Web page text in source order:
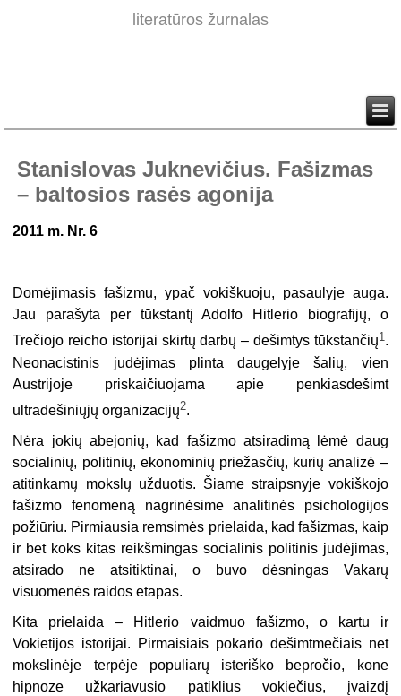
literatūros žurnalas
Stanislovas Juknevičius. Fašizmas
– baltosios rasės agonija
2011 m. Nr. 6
Domėjimasis fašizmu, ypač vokiškuoju, pasaulyje auga.
Jau parašyta per tūkstantį Adolfo Hitlerio biografijų, o
Trečiojo reicho istorijai skirtų darbų – dešimtys tūkstančių1.
Neonacistinis judėjimas plinta daugelyje šalių, vien
Austrijoje priskaičiuojama apie penkiasdešimt
ultradešiniųjų organizacijų2.
Nėra jokių abejonių, kad fašizmo atsiradimą lėmė daug
socialinių, politinių, ekonominių priežasčių, kurių analizė –
atitinkamų mokslų užduotis. Šiame straipsnyje vokiškojo
fašizmo fenomeną nagrinėsime analitinės psichologijos
požiūriu. Pirmiausia remsimės prielaida, kad fašizmas, kaip
ir bet koks kitas reikšmingas socialinis politinis judėjimas,
atsirado ne atsitiktinai, o buvo dėsningas Vakarų
visuomenės raidos etapas.
Kita prielaida – Hitlerio vaidmuo fašizmo, o kartu ir
Vokietijos istorijai. Pirmaisiais pokario dešimtmečiais net
mokslinėje terpėje populiarų isteriško bepročio, kone
hipnoze užkariavusio patiklius vokiečius, įvaizdį